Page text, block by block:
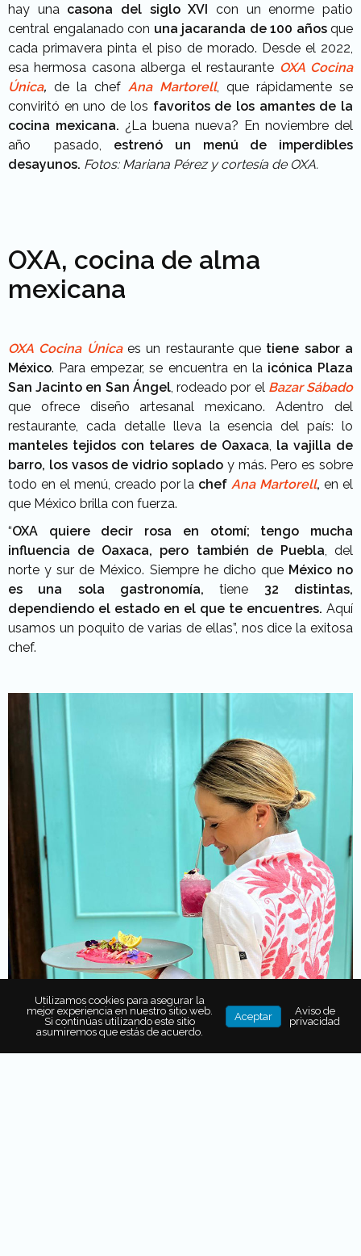
hay una casona del siglo XVI con un enorme patio
central engalanado con una jacaranda de 100 añosque
cada primavera pinta el piso de morado. Desde el 2022,
esa hermosa casona alberga el restaurante OXA Cocina
Única, de la chef Ana Martorell, que rápidamente se
conviritó en uno de los favoritos de los amantes de la
cocina mexicana. ¿La buena nueva? En noviembre del
año pasado, estrenó un menú de imperdibles
desayunos. Fotos: Mariana Pérez y cortesía de OXA.
OXA, cocina de alma
mexicana
OXA Cocina Únicaes un restaurante que tiene sabor a
México. Para empezar, se encuentra en la icónica Plaza
San Jacinto en San Ángel, rodeado por el Bazar Sábado
que ofrece diseño artesanal mexicano. Adentro del
restaurante, cada detalle lleva la esencia del país: lo
manteles tejidos con telares de Oaxaca la vajilla de
barro, los vasos de vidrio soplado y más. Pero es sobre
todo en el menú, creado por la chef Ana Martorell, en el
que México brilla con fuerza.
“OXA quiere decir rosa en otomí;
tengo mucha
influencia de Oaxaca, pero también de Puebla , del
norte y sur de México. Siempre he dicho que México no
es una sola gastronomía, tiene 32 distintas,
dependiendo el estado en el que te encuentres. Aquí
usamos un poquito de varias de ellas”, nos dice la exitosa
chef.
Utilizamos cookies para asegurar la
mejor experiencia en nuestro sitio web.
Si continúas utilizando este sitio
asumiremos que estás de acuerdo.
Aceptar
Aviso de
privacidad